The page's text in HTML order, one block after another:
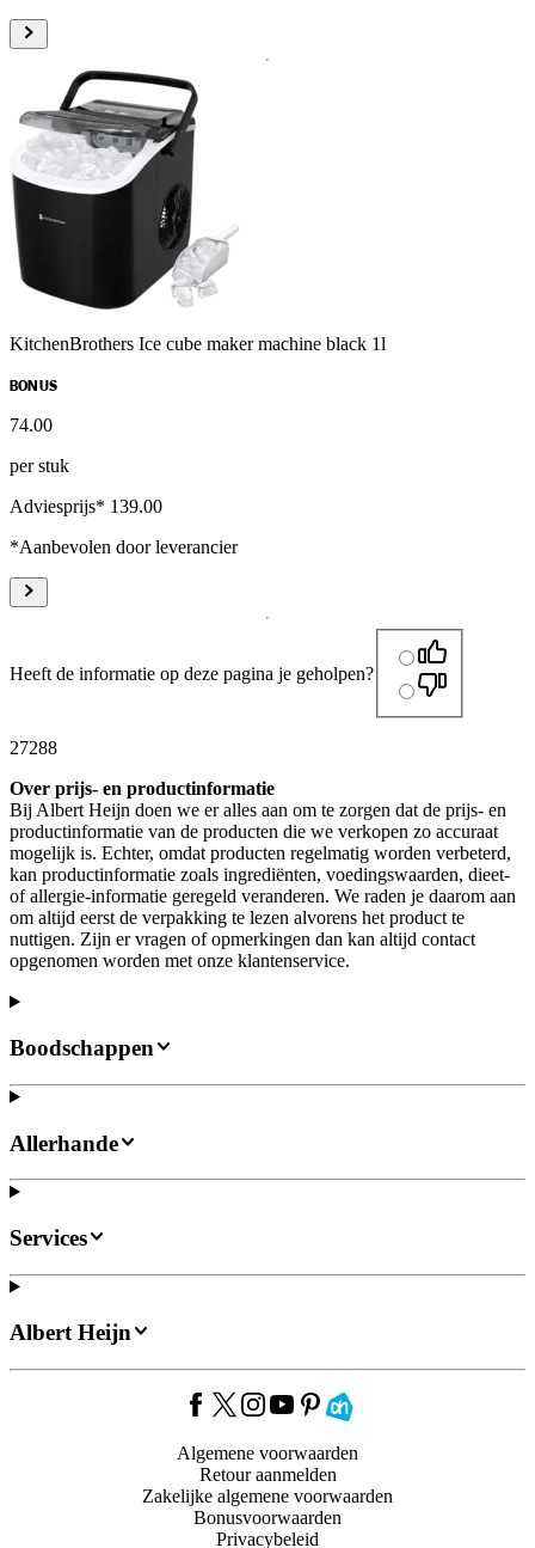
KitchenBrothers Ice cube maker machine black 1l
BONUS
74.00
per stuk
Adviesprijs* 139.00
*Aanbevolen door leverancier
Heeft de informatie op deze pagina je geholpen?
27288
Over prijs- en productinformatie
Bij Albert Heijn doen we er alles aan om te zorgen dat de prijs- en
productinformatie van de producten die we verkopen zo accuraat
mogelijk is. Echter, omdat producten regelmatig worden verbeterd,
kan productinformatie zoals ingrediënten, voedingswaarden, dieet-
of allergie-informatie geregeld veranderen. We raden je daarom aan
om altijd eerst de verpakking te lezen alvorens het product te
nuttigen. Zijn er vragen of opmerkingen dan kan altijd contact
opgenomen worden met onze klantenservice.
Boodschappen
Allerhande
Services
Albert Heijn
Algemene voorwaarden
Retour aanmelden
Zakelijke algemene voorwaarden
Bonusvoorwaarden
Privacybeleid